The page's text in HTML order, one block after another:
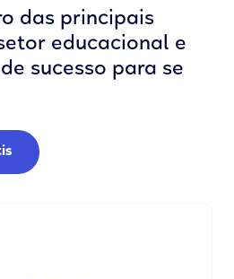
das principais
educacional e
sucesso para se